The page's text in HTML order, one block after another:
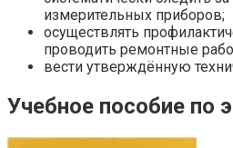
измерительных приборов;
осуществлять
проводить ремонтные
вести утверждённую
Учебное пособие по